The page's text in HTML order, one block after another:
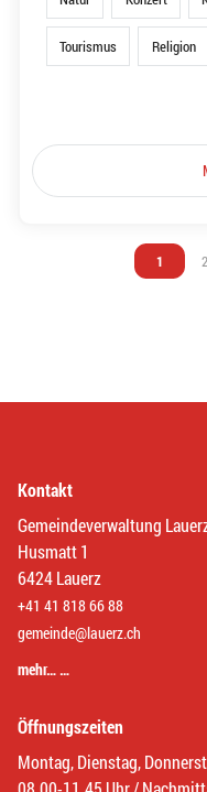
Tourismus Religion
Vous
1 2
Kontakt
Gemeindeverwaltung
Husmatt 1
6424 Lauerz
+41 41 818 66 88
gemeinde@lauerz.ch
mehr… …
Öffnungszeiten
Montag, Dienstag,